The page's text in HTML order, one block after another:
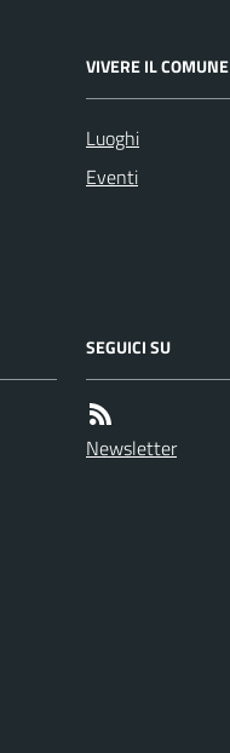
VIVERE IL COMUNE
Luoghi
Eventi
SEGUICI SU
Newsletter